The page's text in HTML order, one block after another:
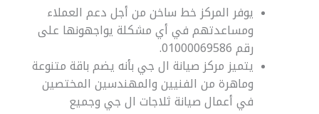
يوفر المركز خط ساخن من أجل دعم العملاء
ومساعدتهم في أي مشكلة يواجهونها على
رقم 01000069586.
يتميز مركز صيانة ال جي بأنه يضم باقة متنوعة
وماهرة من الفنيين والمهندسين المختصين
في أعمال صيانة ثلاجات ال جي وجميع